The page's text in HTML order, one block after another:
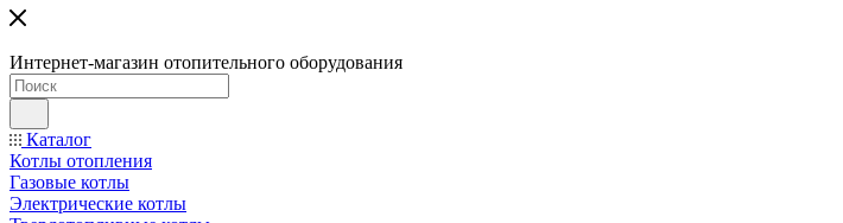
Интернет-магазин отопительного оборудования
Каталог
Котлы отопления
Газовые котлы
Электрические котлы